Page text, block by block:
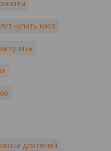
купить киев
купить
для печей